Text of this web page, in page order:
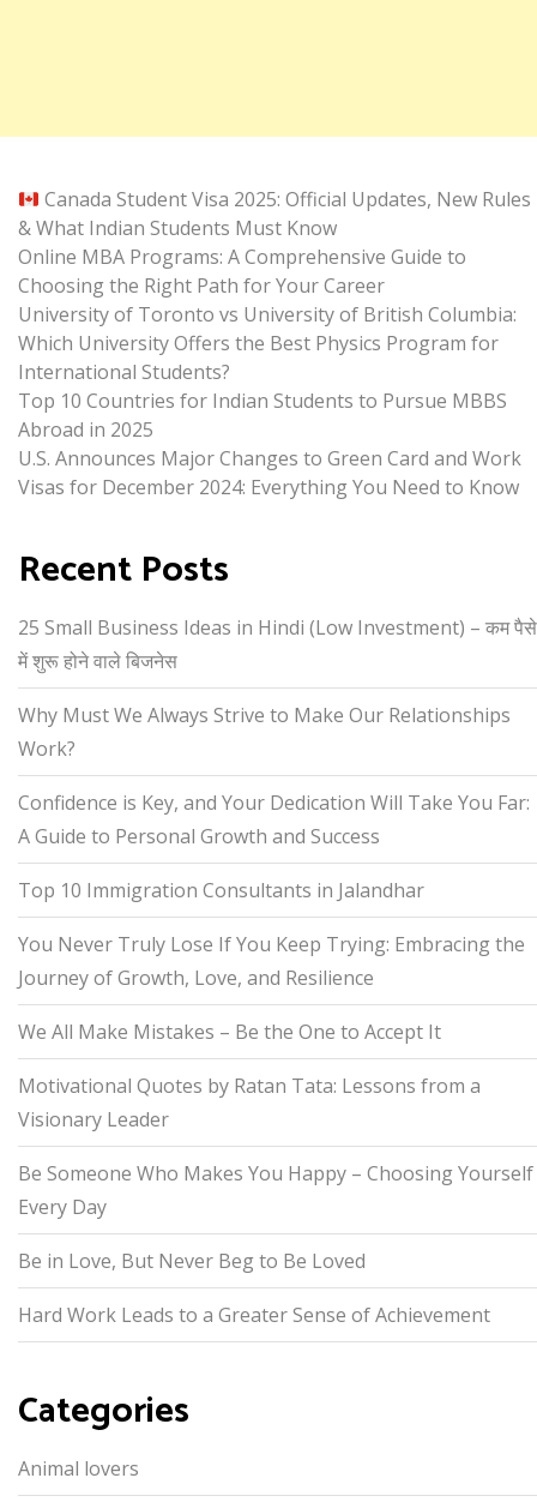
Canada Student Visa 2025: Official Updates, New Rules
& What Indian Students Must Know
Online MBA Programs: A Comprehensive Guide to
Choosing the Right Path for Your Career
University of Toronto vs University of British Columbia:
Which University Offers the Best Physics Program for
International Students?
Top 10 Countries for Indian Students to Pursue MBBS
Abroad in 2025
U.S. Announces Major Changes to Green Card and Work
Visas for December 2024: Everything You Need to Know
Recent Posts
25 Small Business Ideas in Hindi (Low Investment) – कम पैसे
में शुरू होने वाले बिजनेस
Why Must We Always Strive to Make Our Relationships
Work?
Confidence is Key, and Your Dedication Will Take You Far:
A Guide to Personal Growth and Success
Top 10 Immigration Consultants in Jalandhar
You Never Truly Lose If You Keep Trying: Embracing the
Journey of Growth, Love, and Resilience
We All Make Mistakes – Be the One to Accept It
Motivational Quotes by Ratan Tata: Lessons from a
Visionary Leader
Be Someone Who Makes You Happy – Choosing Yourself
Every Day
Be in Love, But Never Beg to Be Loved
Hard Work Leads to a Greater Sense of Achievement
Categories
Animal lovers